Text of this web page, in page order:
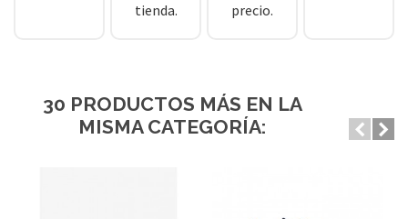
tienda.
precio.
30 PRODUCTOS MÁS EN LA
MISMA CATEGORÍA: